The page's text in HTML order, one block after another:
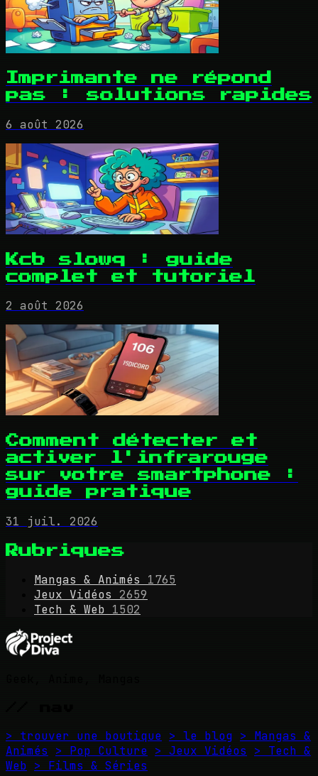
Imprimante ne répond
pas : solutions rapides
6 août 2026
Kcb slowq : guide
complet et tutoriel
2 août 2026
Comment détecter et
activer l'infrarouge
sur votre smartphone :
guide pratique
31 juil. 2026
Rubriques
Mangas & Animés
1765
Jeux Vidéos
2659
Tech & Web 1502
> trouver une boutique > le blog > Mangas &
Animés
> Pop Culture > Jeux Vidéos
> Tech &
Web > Films & Séries